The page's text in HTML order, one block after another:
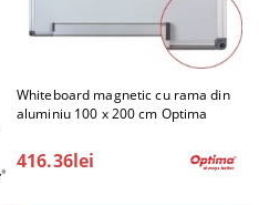
Whiteboard magnetic cu rama din
aluminiu 100 x 200 cm Optima
416.36lei